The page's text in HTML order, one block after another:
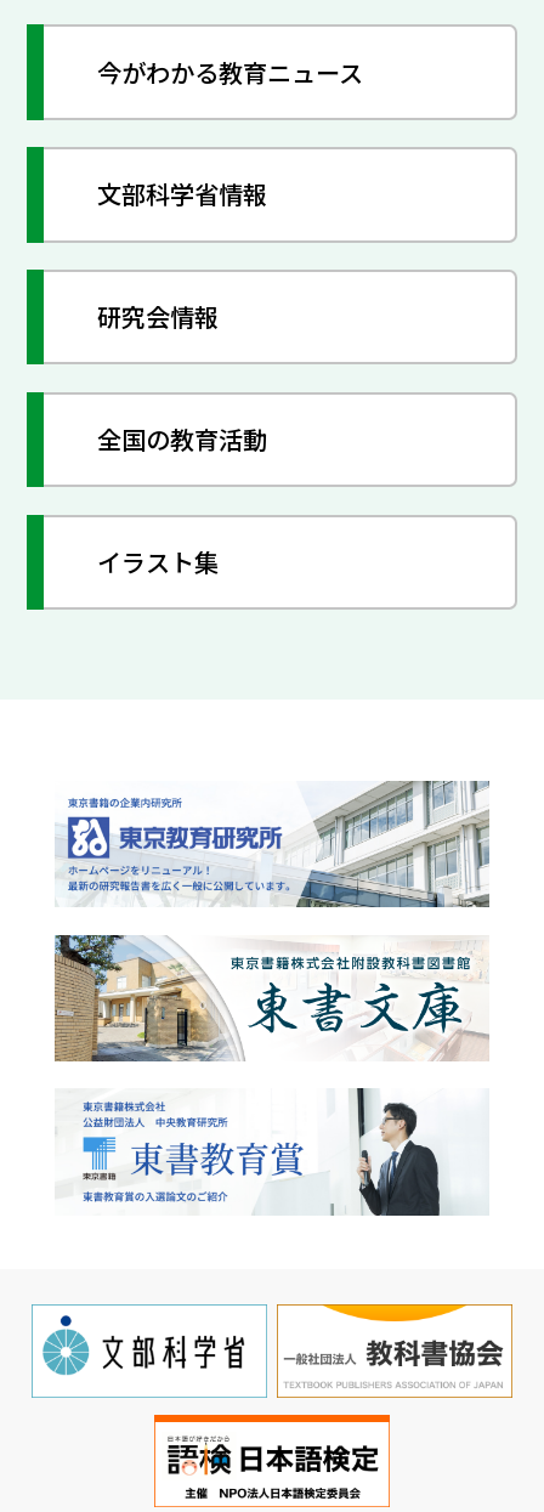
今がわかる教育ニュース
文部科学省情報
研究会情報
全国の教育活動
イラスト集